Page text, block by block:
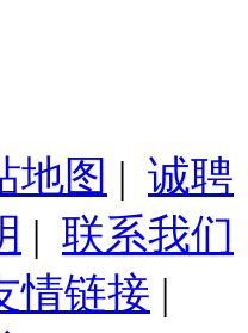
地图 | 诚聘
| 联系我们
情链接 |